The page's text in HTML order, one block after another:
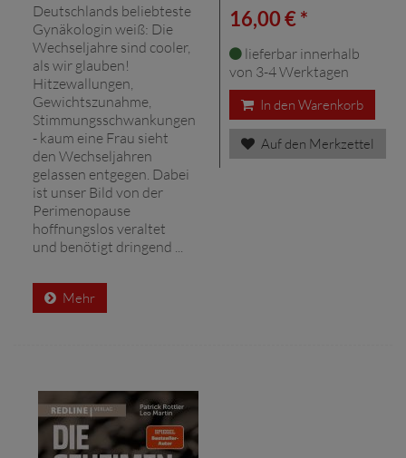
Deutschlands beliebteste
Gynäkologin weiß: Die
Wechseljahre sind cooler,
als wir glauben!
Hitzewallungen,
Gewichtszunahme,
Stimmungsschwankungen
- kaum eine Frau sieht
den Wechseljahren
gelassen entgegen. Dabei
ist unser Bild von der
Perimenopause
hoffnungslos veraltet
und benötigt dringend ...
Mehr
16,00 € *
lieferbar innerhalb
von 3-4 Werktagen
In den Warenkorb
Auf den Merkzettel